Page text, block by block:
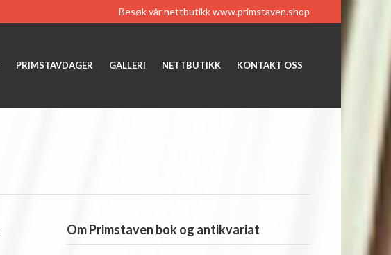
Besøk vår nettbutikkwww.primstaven.shop
PRIMSTAVDAGER GALLERI NETTBUTIKK KONTAKT OSS
Om Primstaven bok og antikvariat